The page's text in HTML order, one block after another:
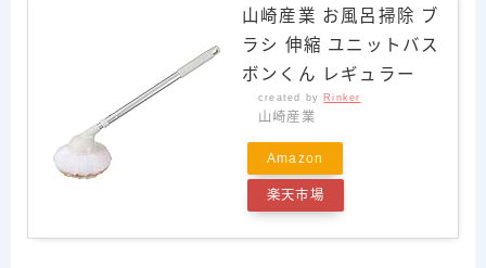
山崎産業 お風呂掃除 ブ
ラシ 伸縮 ユニットバス
ボンくん レギュラー
created by Rinker
山崎産業
Amazon
楽天市場